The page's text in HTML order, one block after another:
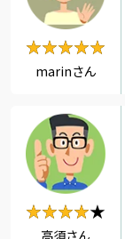
★★★★★
★★★★★
marinさん
★★★★★
★★★★
高須さん